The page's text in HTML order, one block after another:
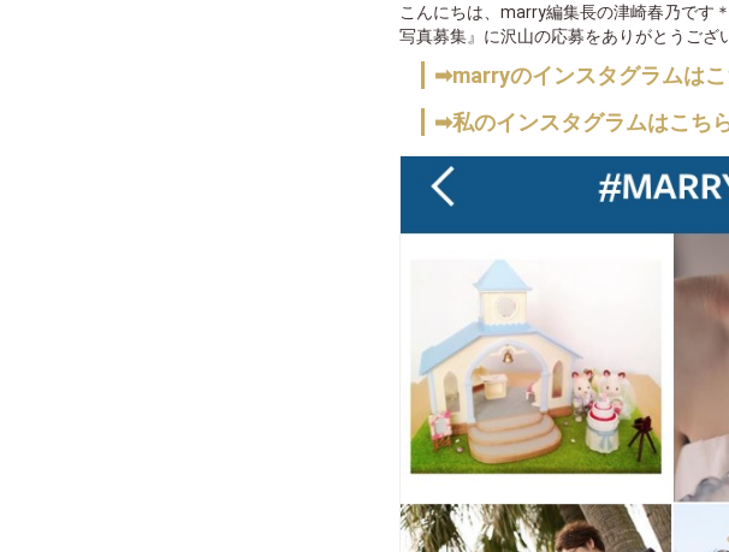
こんにちは、marry編集長の津崎春乃です
写真募集』に沢山の応募をありがとうご
➡marryのインスタグラムはこ
➡私のインスタグラムはこち